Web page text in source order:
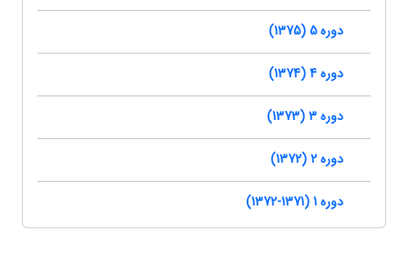
دوره 5 (1375)
دوره 4 (1374)
دوره 3 (1373)
دوره 2 (1372)
دوره 1 (1371-1372)